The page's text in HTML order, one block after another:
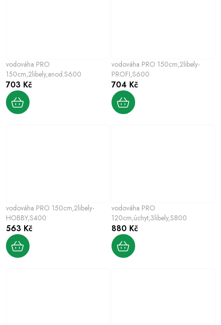
vodováha PRO
150cm,2libely,anod.S600
703 Kč
vodováha PRO 150cm,2libely-
PROFI,S600
704 Kč
vodováha PRO 150cm,2libely-
HOBBY,S400
563 Kč
vodováha PRO
120cm,úchyt,3libely,S800
880 Kč